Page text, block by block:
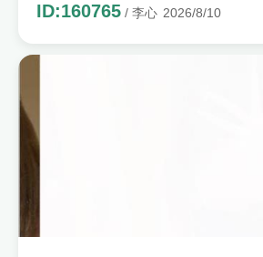
ID:160765 / 李心 2026/8/10